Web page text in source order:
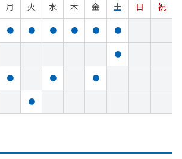
月 火 水 木 金 土 日
祝
● ● ● ● ● ●
●
● ● ●
●